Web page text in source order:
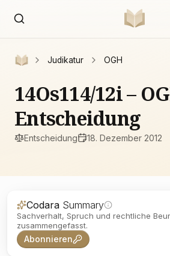
Judikatur OGH
14Os114/12i –
Entscheidung
Entscheidung 18. Dezember 2012
Codara Summary
Sachverhalt, Spruch und rechtliche
zusammengefasst.
Abonnieren